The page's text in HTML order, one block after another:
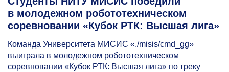
в молодежном робототехническом
соревновании «Кубок РТК: Высшая лига»
Команда Университета МИСИС «./misis/cmd_gg»
выиграла в молодежном робототехническом
соревновании «Кубок РТК: Высшая лига» по треку